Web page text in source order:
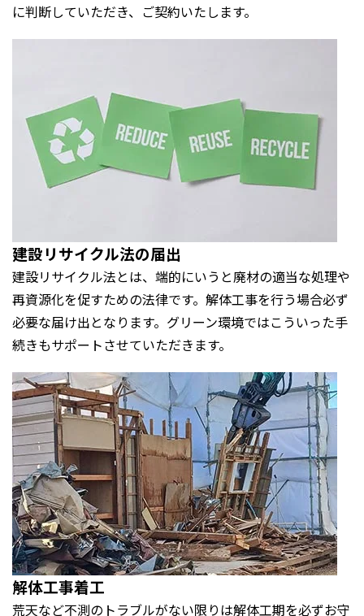
に判断していただき、ご契約いたします。
建設リサイクル法の届出
建設リサイクル法とは、端的にいうと廃材の適当な処理や
再資源化を促すための法律です。解体工事を行う場合必ず
必要な届け出となります。グリーン環境ではこういった手
続きもサポートさせていただきます。
解体工事着工
荒天など不測のトラブルがない限りは解体工期を必ずお守